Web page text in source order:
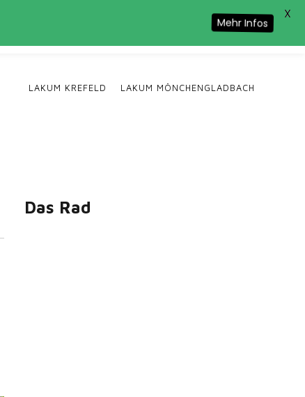
LAKUM KREFELD LAKUM MÖNCHENGLADBACH
Das Rad
Mehr Infos
X